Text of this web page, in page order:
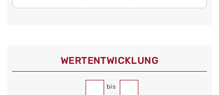
WERT­ENTWICKLUNG
bis